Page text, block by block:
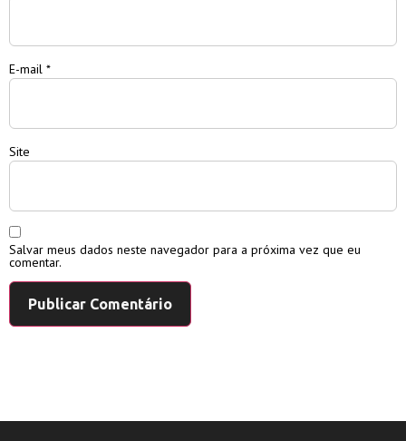
E-mail *
Site
Salvar meus dados neste navegador para a próxima vez que eu
comentar.